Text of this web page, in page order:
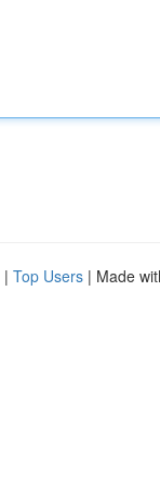
| Top Users | Made